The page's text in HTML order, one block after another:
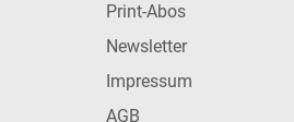
Print-Abos
Newsletter
Impressum
AGB